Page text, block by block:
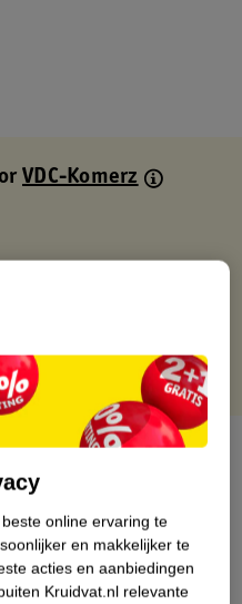
VDC-Komerz
online ervaring te
en makkelijker te
acties en aanbiedingen
Kruidvat.nl relevante